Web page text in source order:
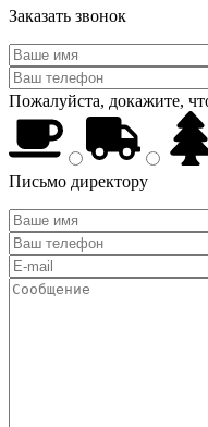
Заказать звонок
Пожалуйста, докажите,
Письмо директору